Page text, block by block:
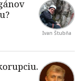
Ivan Štubňa